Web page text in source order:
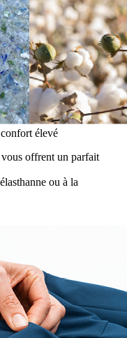
élevé
offrent un parfait
ou à la